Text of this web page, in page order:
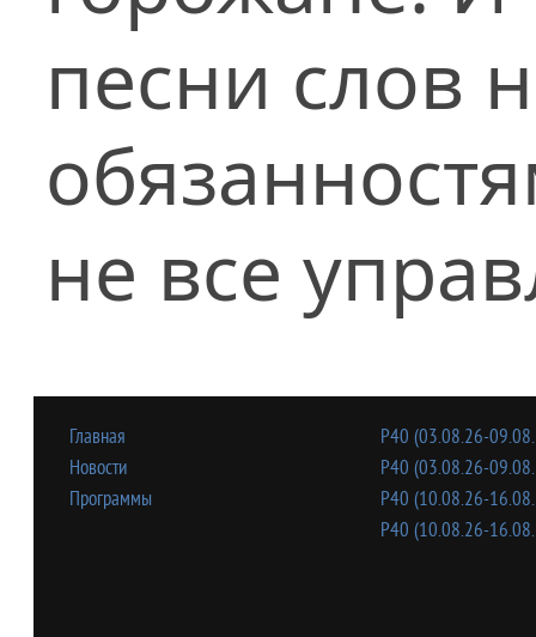
песни слов
не все
Главная
Новости
Программы
Р40 (03.08.26-
Р40 (03.08.26-
Р40 (10.08.26-
Р40 (10.08.26-